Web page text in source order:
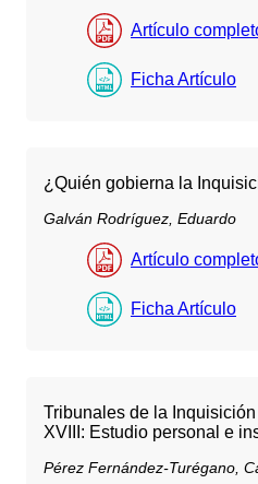
Artículo
Ficha Artículo
¿Quién gobierna la
Galván Rodríguez, Eduardo
Artículo
Ficha Artículo
Tribunales de la
XVIII: Estudio personal e
Pérez Fernández-Turégano,